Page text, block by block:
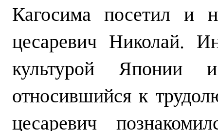
Кагосима посетил и
цесаревич Николай.
культурой
относившийся к
цесаревич